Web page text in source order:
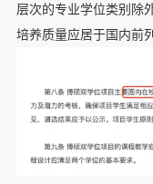
层次的专业学位类别除
培养质量应居于国内前